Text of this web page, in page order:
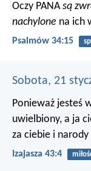
Oczy PANAsą
nachylone na ich
Psalmów 34:15
Sobota, 21
Ponieważ jesteś
uwielbiony, a ja
za ciebie i
Izajasza 43:4